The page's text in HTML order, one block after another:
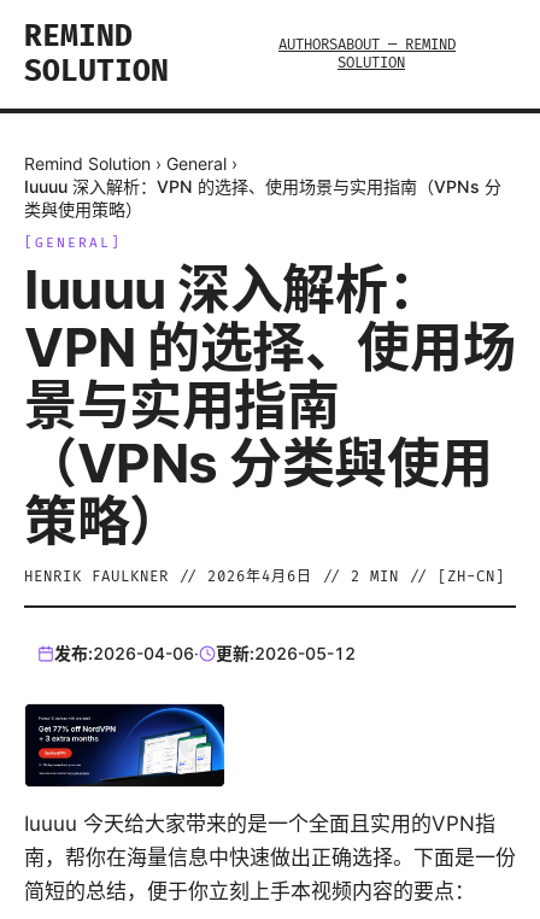
REMIND
SOLUTION
AUTHORSABOUT — REMIND
SOLUTION
Remind Solution › General ›
Iuuuu 深入解析：VPN 的选择、使用场景与实用指南（VPNs 分
类與使用策略）
GENERAL
Iuuuu 深入解析：
VPN 的选择、使用场
景与实用指南
（VPNs 分类與使用
策略）
HENRIK FAULKNER // 2026年4月6日 // 2 MIN // [ ZH-CN
发布:2026-04-06· 更新:2026-05-12
Iuuuu 今天给大家带来的是一个全面且实用的VPN指
南，帮你在海量信息中快速做出正确选择。下面是一份
简短的总结，便于你立刻上手本视频内容的要点：